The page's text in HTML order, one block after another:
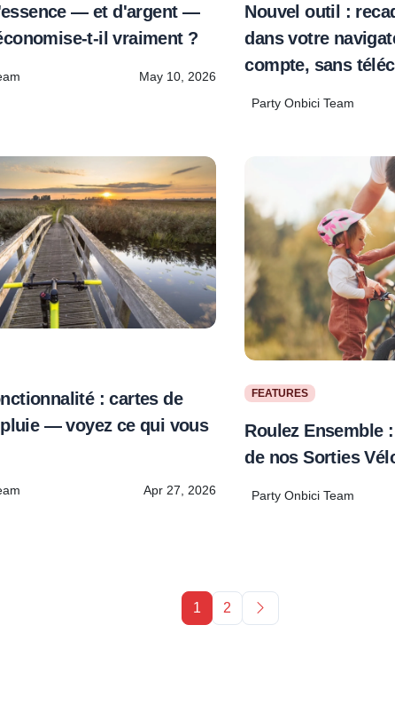
— et d'argent —
t-il vraiment ?
May 10, 2026
Nouvel outil :
dans votre
compte, sans
Party Onbici Team
: cartes de
— voyez ce qui vous
Apr 27, 2026
FEATURES
Roulez Ensemble
de nos Sorties
Party Onbici Team
1 2